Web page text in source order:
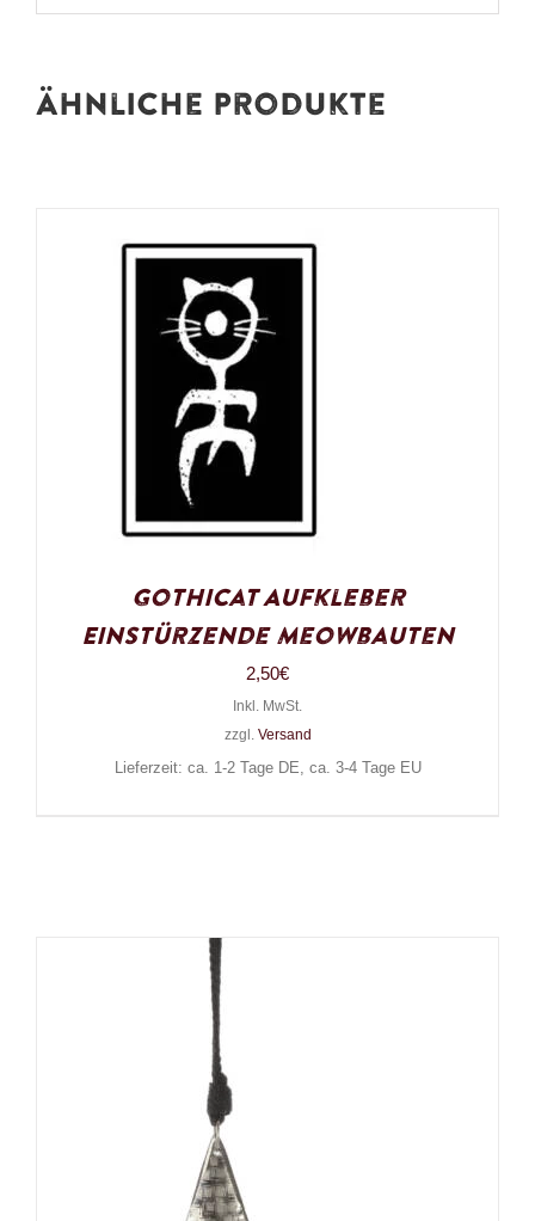
Ähnliche Produkte
Gothicat Aufkleber
Einstürzende Meowbauten
2,50€
Inkl. MwSt.
zzgl. Versand
Lieferzeit: ca. 1-2 Tage DE, ca. 3-4 Tage EU